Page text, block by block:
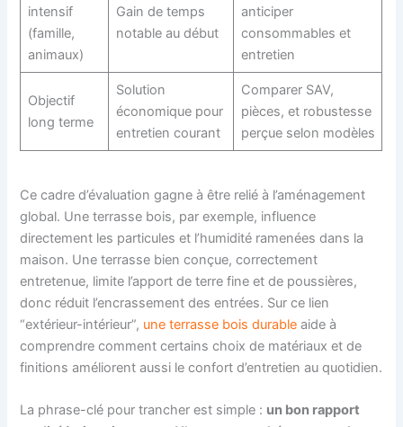
intensif
(famille,
animaux)
Gain de temps
notable au début
anticiper
consommables et
entretien
Objectif
long terme
Solution
économique pour
entretien courant
Comparer SAV,
pièces, et robustesse
perçue selon modèles
Ce cadre d’évaluation gagne à être relié à l’aménagement
global. Une terrasse bois, par exemple, influence
directement les particules et l’humidité ramenées dans la
maison. Une terrasse bien conçue, correctement
entretenue, limite l’apport de terre fine et de poussières,
donc réduit l’encrassement des entrées. Sur ce lien
“extérieur-intérieur”, une terrasse bois durable aide à
comprendre comment certains choix de matériaux et de
finitions améliorent aussi le confort d’entretien au quotidien.
La phrase-clé pour trancher est simple : un bon rapport